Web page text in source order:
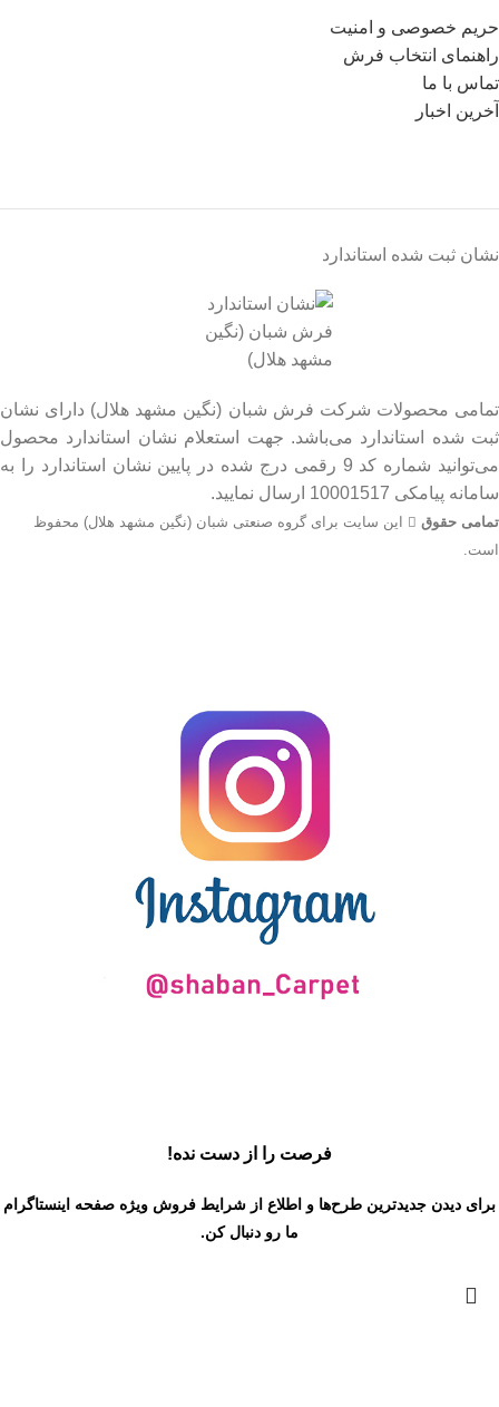
حریم خصوصی و امنیت
راهنمای انتخاب فرش
تماس با ما
آخرین اخبار
نشان ثبت شده استاندارد
تمامی محصولات شرکت فرش شبان (نگین مشهد هلال) دارای نشان
ثبت شده استاندارد می‌باشد. جهت استعلام نشان استاندارد محصول
می‌توانید شماره کد 9 رقمی درج شده در پایین نشان استاندارد را به
سامانه پیامکی 10001517 ارسال نمایید.
تمامی حقوق
این سایت برای گروه صنعتی شبان (نگین مشهد هلال) محفوظ
است.
فرصت را از دست نده!
برای دیدن جدیدترین طرح‌ها و اطلاع از شرایط فروش ویژه صفحه اینستاگرام
ما رو دنبال کن.